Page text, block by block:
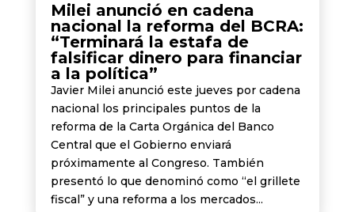
Milei anunció en cadena
nacional la reforma del BCRA:
“Terminará la estafa de
falsificar dinero para financiar
a la política”
Javier Milei anunció este jueves por cadena
nacional los principales puntos de la
reforma de la Carta Orgánica del Banco
Central que el Gobierno enviará
próximamente al Congreso. También
presentó lo que denominó como “el grillete
fiscal” y una reforma a los mercados...